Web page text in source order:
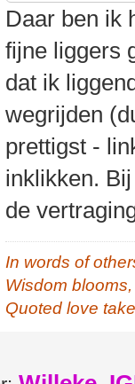
Daar ben ik
fijne liggers
dat ik
wegrijden
prettigst -
inklikken.
de
In words of
Wisdom
Quoted love